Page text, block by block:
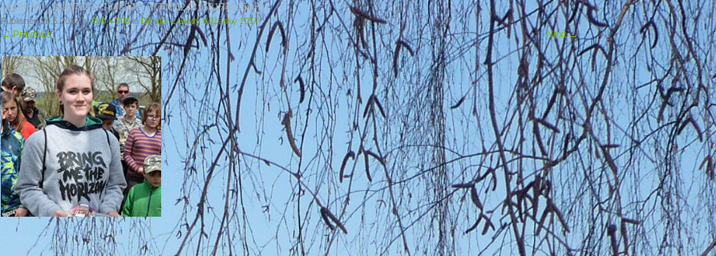
18739701_1890739187848809_2770562431581740156_n
Published29.5.2017at200 × 200inDětské závody Křižánky 2017
←Previous Next→